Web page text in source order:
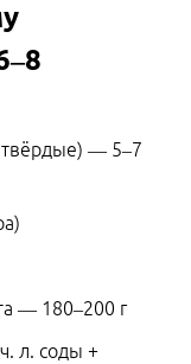
твёрдые) — 5–7
— 180–200 г
л. соды +